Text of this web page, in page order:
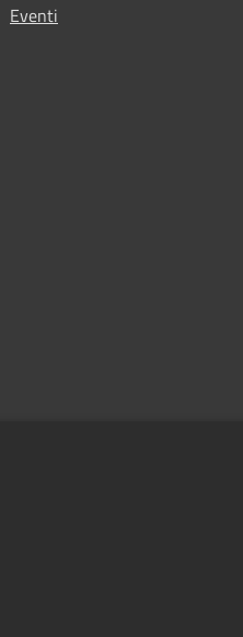
Eventi